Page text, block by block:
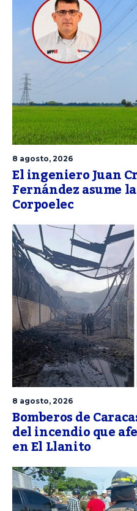
8 agosto, 2026
El ingeniero Juan
Fernández asume
Corpoelec
8 agosto, 2026
Bomberos de
del incendio que
en El Llanito